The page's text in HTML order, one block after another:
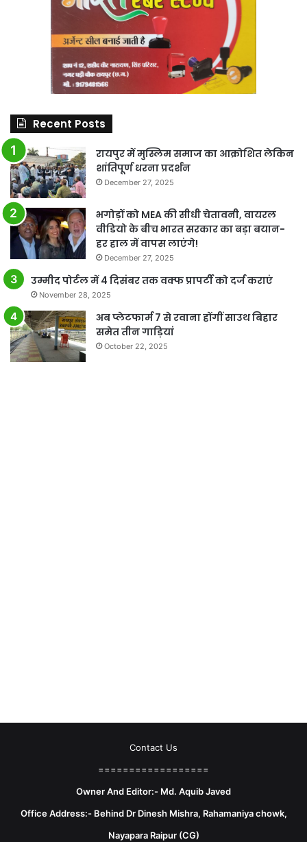
Recent Posts
रायपुर में मुस्लिम समाज का आक्रोशित लेकिन
शांतिपूर्ण धरना प्रदर्शन
December 27, 2025
भगोड़ों को MEA की सीधी चेतावनी, वायरल
वीडियो के बीच भारत सरकार का बड़ा बयान-
हर हाल में वापस लाएंगे!
December 27, 2025
उम्मीद पोर्टल में 4 दिसंबर तक वक्फ प्रापर्टी को दर्ज कराएं
November 28, 2025
अब प्लेटफार्म 7 से रवाना होंगीं साउथ बिहार
समेत तीन गाड़ियां
October 22, 2025
Contact Us
==================
Owner And Editor:- Md. Aquib Javed
Office Address:- Behind Dr Dinesh Mishra, Rahamaniya chowk,
Nayapara Raipur (CG)